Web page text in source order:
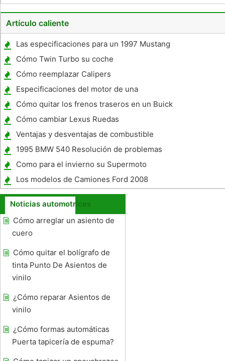
Artículo caliente
Las especificaciones para un 1997 Mustang
Cobra
Cómo Twin Turbo su coche
Cómo reemplazar Calipers
Especificaciones del motor de una
motocicleta Triumph
Cómo quitar los frenos traseros en un Buick
Lesabre
Cómo cambiar Lexus Ruedas
Ventajas y desventajas de combustible
Biodiesel
1995 BMW 540 Resolución de problemas
Como para el invierno su Supermoto
Los modelos de Camiones Ford 2008
Noticias automotrices
Cómo arreglar un asiento de
cuero
Cómo quitar el bolígrafo de
tinta Punto De Asientos de
vinilo
¿Cómo reparar Asientos de
vinilo
¿Cómo formas automáticas
Puerta tapicería de espuma?